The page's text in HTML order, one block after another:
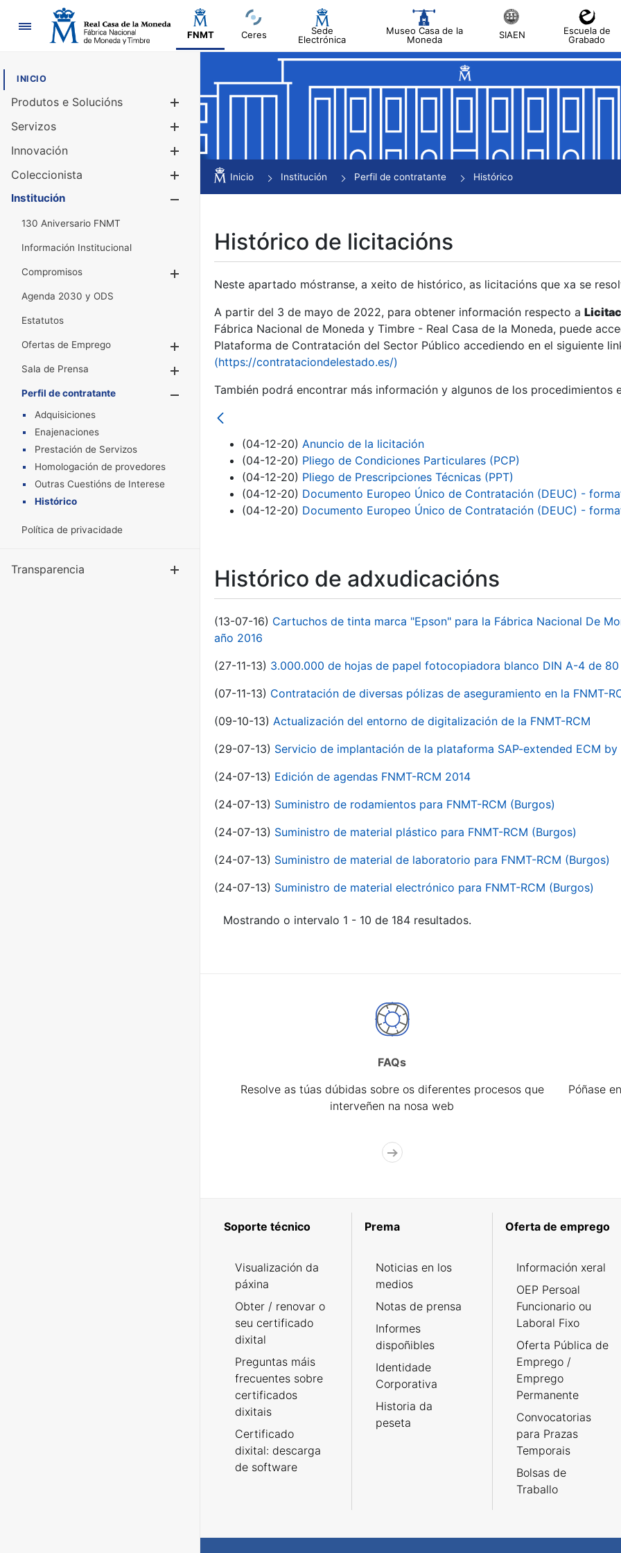
Navegación
FNMT Ceres
Sede
Electrónica
Museo Casa de la
Moneda
SIAEN
Escuela de
Grabado
INICIO
Produtos e Solucións
Mostrar/Ocultar
Servizos
Innovación
Coleccionista
Mostrar/Ocultar
Institución
130 Aniversario FNMT
Información Institucional
Compromisos
Agenda 2030 y ODS
Estatutos
Ofertas de Emprego
Mostrar/Ocultar
Sala de Prensa
Mostrar/Ocultar
Perfil de contratante
Mostrar/Ocultar
Adquisiciones
Enajenaciones
Prestación de Servizos
Homologación de provedores
Outras Cuestións de Interese
Histórico
Política de privacidade
Transparencia Mostrar/Ocultar
Inicio Institución Perfil de contratante Histórico
Histórico de licitacións
Neste apartado móstranse, a xeito de histórico, as licitacións que xa se
A partir del 3 de mayo de 2022, para obtener información respecto a
Fábrica Nacional de Moneda y Timbre - Real Casa de la Moneda, puede
Plataforma de Contratación del Sector Público accediendo en el siguiente
(https://contrataciondelestado.es/)
También podrá encontrar más información y algunos de los procedimientos
(04-12-20) Anuncio de la licitación
(04-12-20) Pliego de Condiciones Particulares (PCP)
(04-12-20) Pliego de Prescripciones Técnicas (PPT)
(04-12-20) Documento Europeo Único de Contratación (DEUC) -
(04-12-20) Documento Europeo Único de Contratación (DEUC) -
Histórico de adxudicacións
(13-07-16) Cartuchos de tinta marca "Epson" para la Fábrica Nacional De
año 2016
(27-11-13) 3.000.000 de hojas de papel fotocopiadora blanco DIN A-4 de 80
(07-11-13) Contratación de diversas pólizas de aseguramiento en la FNMT-
(09-10-13) Actualización del entorno de digitalización de la FNMT-RCM
(29-07-13) Servicio de implantación de la plataforma SAP-extended ECM by
(24-07-13) Edición de agendas FNMT-RCM 2014
(24-07-13) Suministro de rodamientos para FNMT-RCM (Burgos)
(24-07-13) Suministro de material plástico para FNMT-RCM (Burgos)
(24-07-13) Suministro de material de laboratorio para FNMT-RCM (Burgos)
(24-07-13) Suministro de material electrónico para FNMT-RCM (Burgos)
Mostrando o intervalo 1 - 10 de 184 resultados.
FAQs
Resolve as túas dúbidas sobre os diferentes procesos que
interveñen na nosa web
Póñase
Soporte técnico
Visualización da
páxina
Obter / renovar o
seu certificado
dixital
Preguntas máis
frecuentes sobre
certificados
dixitais
Certificado
dixital: descarga
de software
Prema
Noticias en los
medios
Notas de prensa
Informes
dispoñibles
Identidade
Corporativa
Historia da
peseta
Oferta de emprego
Información xeral
OEP Persoal
Funcionario ou
Laboral Fixo
Oferta Pública de
Emprego /
Emprego
Permanente
Convocatorias
para Prazas
Temporais
Bolsas de
Traballo